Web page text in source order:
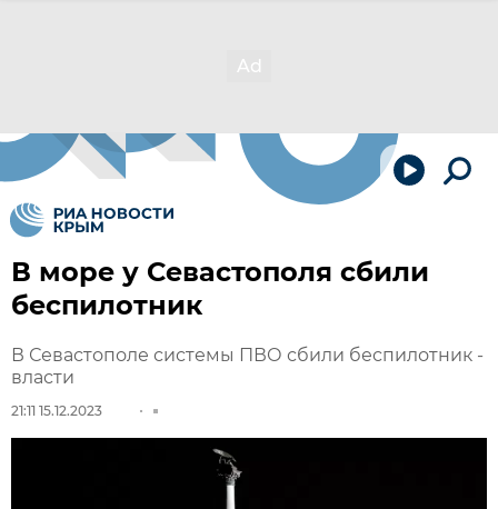
В море у Севастополя сбили
беспилотник
В Севастополе системы ПВО сбили беспилотник -
власти
21:11 15.12.2023